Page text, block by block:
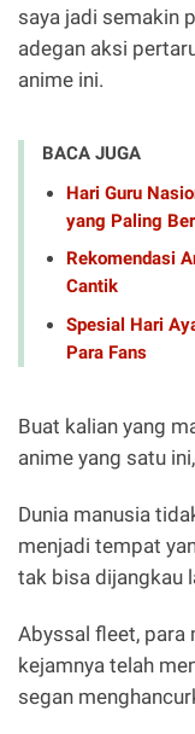
saya jadi semakin
adegan aksi
anime ini.
BACA JUGA
Hari Guru
yang Paling
Rekomendasi
Cantik
Spesial Hari
Para Fans
Buat kalian yang
anime yang satu
Dunia manusia
menjadi tempat
tak bisa dijangkau
Abyssal fleet, para
kejamnya telah
segan